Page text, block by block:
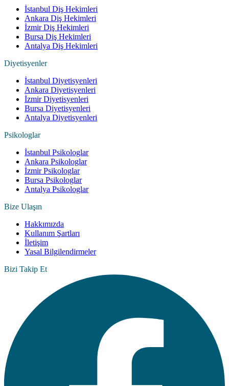
İstanbul Diş Hekimleri
Ankara Diş Hekimleri
İzmir Diş Hekimleri
Bursa Diş Hekimleri
Antalya Diş Hekimleri
Diyetisyenler
İstanbul Diyetisyenleri
Ankara Diyetisyenleri
İzmir Diyetisyenleri
Bursa Diyetisyenleri
Antalya Diyetisyenleri
Psikologlar
İstanbul Psikologlar
Ankara Psikologlar
İzmir Psikologlar
Bursa Psikologlar
Antalya Psikologlar
Bize Ulaşın
Hakkımızda
Kullanım Şartları
İletişim
Yasal Bilgilendirmeler
Bizi Takip Et